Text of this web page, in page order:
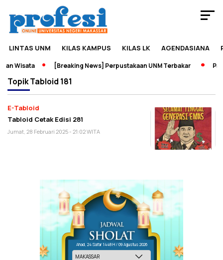
LINTAS UNM KILAS KAMPUS KILAS LK AGENDASIANA
Wisata [Breaking News] Perpustakaan UNM Terbakar
TopikTabloid 181
E-Tabloid
Tabloid Cetak Edisi 281
Jumat, 28 Februari 2025 - 21:02 WITA
Ahad, 24 Safar 1448 H / 09 Agustus 2026